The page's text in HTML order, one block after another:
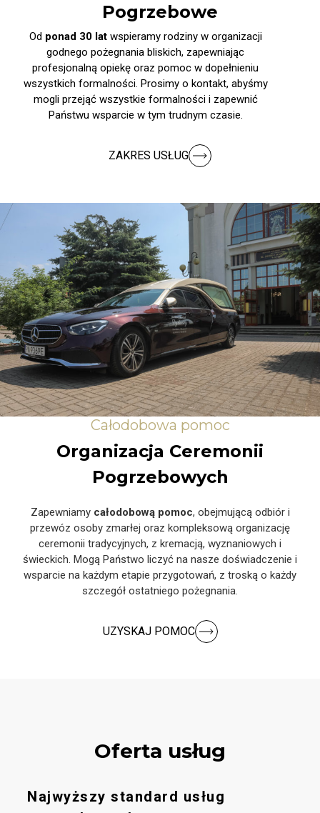
Pogrzebowe
Od ponad 30 latwspieramy rodziny w organizacji
godnego pożegnania bliskich, zapewniając
profesjonalną opiekę oraz pomoc w dopełnieniu
wszystkich formalności. Prosimy o kontakt, abyśmy
mogli przejąć wszystkie formalności i zapewnić
Państwu wsparcie w tym trudnym czasie.
ZAKRES USŁUG
Całodobowa pomoc
Organizacja Ceremonii
Pogrzebowych
Zapewniamy całodobową pomoc, obejmującą odbiór i
przewóz osoby zmarłej oraz kompleksową organizację
ceremonii tradycyjnych, z kremacją, wyznaniowych i
świeckich. Mogą Państwo liczyć na nasze doświadczenie i
wsparcie na każdym etapie przygotowań, z troską o każdy
szczegół ostatniego pożegnania.
UZYSKAJ POMOC
Oferta usług
Najwyższy standard usług